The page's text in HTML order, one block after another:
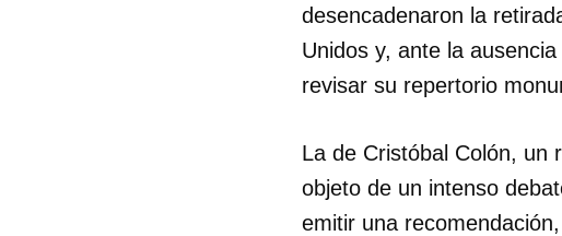
desencadenaron la
Unidos y, ante la
revisar su repertorio
La de Cristóbal Colón, un
objeto de un intenso
emitir una